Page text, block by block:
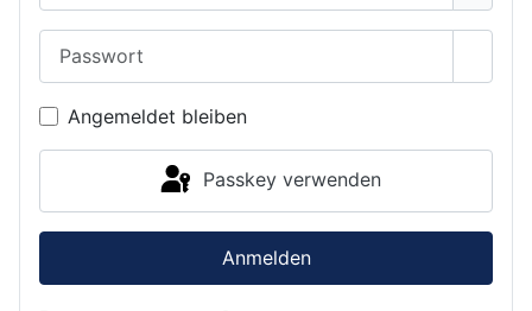
Angemeldet bleiben
Passkey verwenden
Anmelden